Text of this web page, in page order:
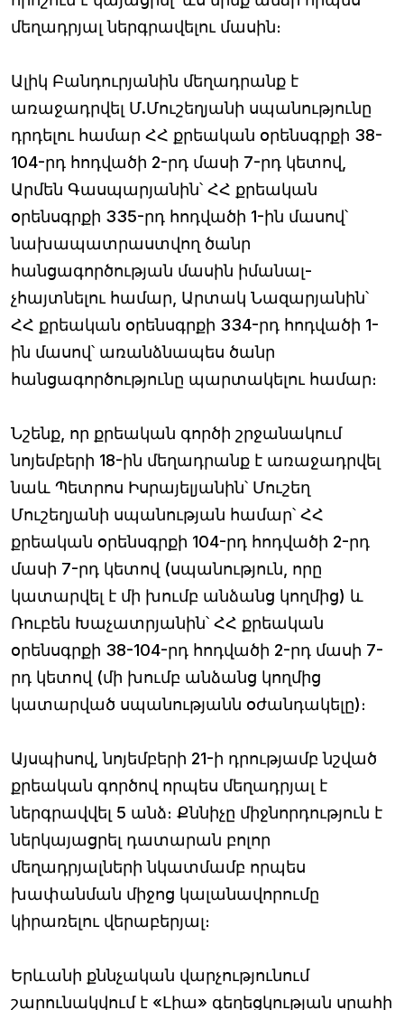
մեղադրյալ ներգրավելու մասին։
Ալիկ Բանդուրյանին մեղադրանք է
առաջադրվել Մ.Մուշեղյանի սպանությունը
դրդելու համար ՀՀ քրեական օրենսգրքի 38-
104-րդ հոդվածի 2-րդ մասի 7-րդ կետով,
Արմեն Գասպարյանին՝ ՀՀ քրեական
օրենսգրքի 335-րդ հոդվածի 1-ին մասով՝
նախապատրաստվող ծանր
հանցագործության մասին իմանալ-
չհայտնելու համար, Արտակ Նազարյանին՝
ՀՀ քրեական օրենսգրքի 334-րդ հոդվածի 1-
ին մասով՝ առանձնապես ծանր
հանցագործությունը պարտակելու համար։
Նշենք, որ քրեական գործի շրջանակում
նոյեմբերի 18-ին մեղադրանք է առաջադրվել
նաև Պետրոս Իսրայելյանին՝ Մուշեղ
Մուշեղյանի սպանության համար՝ ՀՀ
քրեական օրենսգրքի 104-րդ հոդվածի 2-րդ
մասի 7-րդ կետով (սպանություն, որը
կատարվել է մի խումբ անձանց կողմից) և
Ռուբեն Խաչատրյանին՝ ՀՀ քրեական
օրենսգրքի 38-104-րդ հոդվածի 2-րդ մասի 7-
րդ կետով (մի խումբ անձանց կողմից
կատարված սպանությանն օժանդակելը)։
Այսպիսով, նոյեմբերի 21-ի դրությամբ նշված
քրեական գործով որպես մեղադրյալ է
ներգրավվել 5 անձ։ Քննիչը միջնորդություն է
ներկայացրել դատարան բոլոր
մեղադրյալների նկատմամբ որպես
խափանման միջոց կալանավորումը
կիրառելու վերաբերյալ։
Երևանի քննչական վարչությունում
շարունակվում է «Լիա» գեղեցկության սրահի